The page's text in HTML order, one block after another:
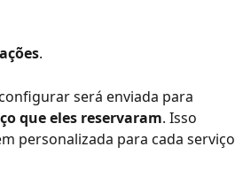
.
será enviada para
que eles reservaram. Isso
personalizada para cada serviço